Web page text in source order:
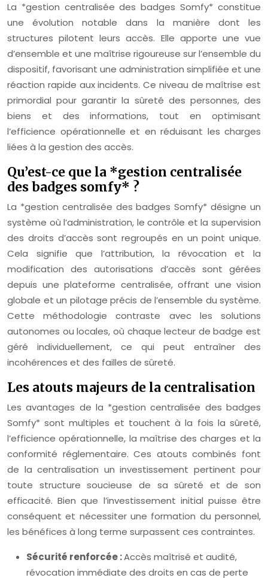
La *gestion centralisée des badges Somfy* constitue
une évolution notable dans la manière dont les
structures pilotent leurs accès. Elle apporte une vue
d’ensemble et une maîtrise rigoureuse sur l’ensemble du
dispositif, favorisant une administration simplifiée et une
réaction rapide aux incidents. Ce niveau de maîtrise est
primordial pour garantir la sûreté des personnes, des
biens et des informations, tout en optimisant
l’efficience opérationnelle et en réduisant les charges
liées à la gestion des accès.
Qu’est-ce que la *gestion centralisée
des badges somfy* ?
La *gestion centralisée des badges Somfy* désigne un
système où l’administration, le contrôle et la supervision
des droits d’accès sont regroupés en un point unique.
Cela signifie que l’attribution, la révocation et la
modification des autorisations d’accès sont gérées
depuis une plateforme centralisée, offrant une vision
globale et un pilotage précis de l’ensemble du système.
Cette méthodologie contraste avec les solutions
autonomes ou locales, où chaque lecteur de badge est
géré individuellement, ce qui peut entraîner des
incohérences et des failles de sûreté.
Les atouts majeurs de la centralisation
Les avantages de la *gestion centralisée des badges
Somfy* sont multiples et touchent à la fois la sûreté,
l’efficience opérationnelle, la maîtrise des charges et la
conformité réglementaire. Ces atouts combinés font
de la centralisation un investissement pertinent pour
toute structure soucieuse de sa sûreté et de son
efficacité. Bien que l’investissement initial puisse être
conséquent et nécessiter une formation du personnel,
les bénéfices à long terme surpassent ces contraintes.
Sécurité renforcée :Accès maîtrisé et audité,
révocation immédiate des droits en cas de perte